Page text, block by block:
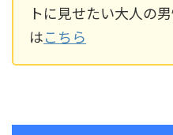
トに見せたい大人の
はこちら